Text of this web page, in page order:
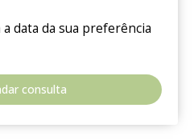
data da sua preferência
consulta